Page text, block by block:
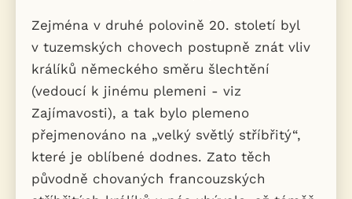
Zejména v druhé polovině 20. století byl
v tuzemských chovech postupně znát vliv
králíků německého směru šlechtění
(vedoucí k jinému plemeni - viz
Zajímavosti), a tak bylo plemeno
přejmenováno na „velký světlý stříbřitý“,
které je oblíbené dodnes. Zato těch
původně chovaných francouzských